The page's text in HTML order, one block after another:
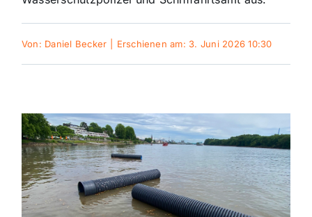
Themen und Termine
Gewinnspiele
Von: Daniel Becker Erschienen am: 3. Juni 2026 10:30